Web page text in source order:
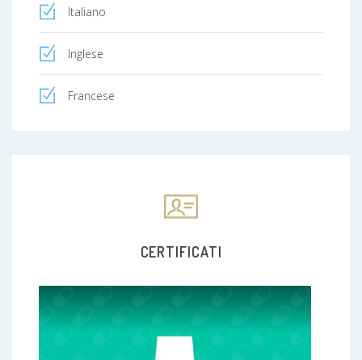
Italiano
Inglese
Francese
CERTIFICATI